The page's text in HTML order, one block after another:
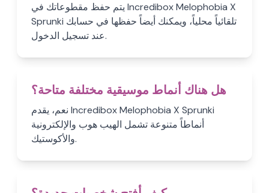
يتم حفظ مقطوعاتك في Incredibox Melophobia X
Sprunki تلقائياً محلياً، ويمكنك أيضاً حفظها في حسابك
عند تسجيل الدخول.
هل هناك أنماط موسيقية مختلفة متاحة؟
نعم، يقدم Incredibox Melophobia X Sprunki
أنماطاً متنوعة تشمل الهيب هوب والإلكترونية
والأكوستيك.